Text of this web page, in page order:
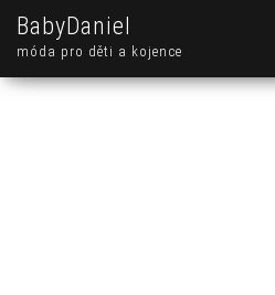
BabyDaniel
móda pro děti a kojence